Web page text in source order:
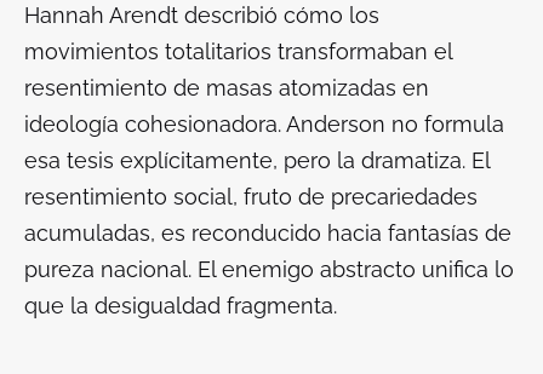
Hannah Arendt describió cómo los
movimientos totalitarios transformaban el
resentimiento de masas atomizadas en
ideología cohesionadora. Anderson no formula
esa tesis explícitamente, pero la dramatiza. El
resentimiento social, fruto de precariedades
acumuladas, es reconducido hacia fantasías de
pureza nacional. El enemigo abstracto unifica lo
que la desigualdad fragmenta.